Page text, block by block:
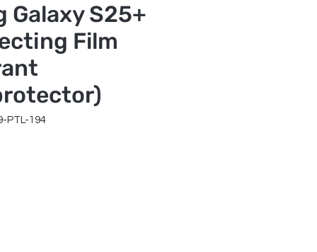
Galaxy S25+
Film
PTL-194